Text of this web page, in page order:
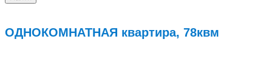
ОДНОКОМНАТНАЯ квартира, 78квм